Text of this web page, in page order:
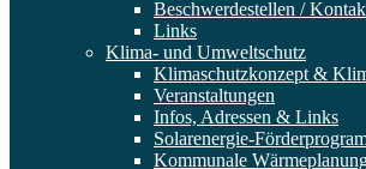
Beschwerdestellen /
Links
Klima- und Umweltschutz
Klimaschutzkonzept &
Veranstaltungen
Infos, Adressen & Links
Solarenergie-
Kommunale